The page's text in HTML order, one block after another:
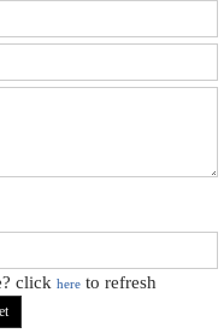
clickhere to refresh